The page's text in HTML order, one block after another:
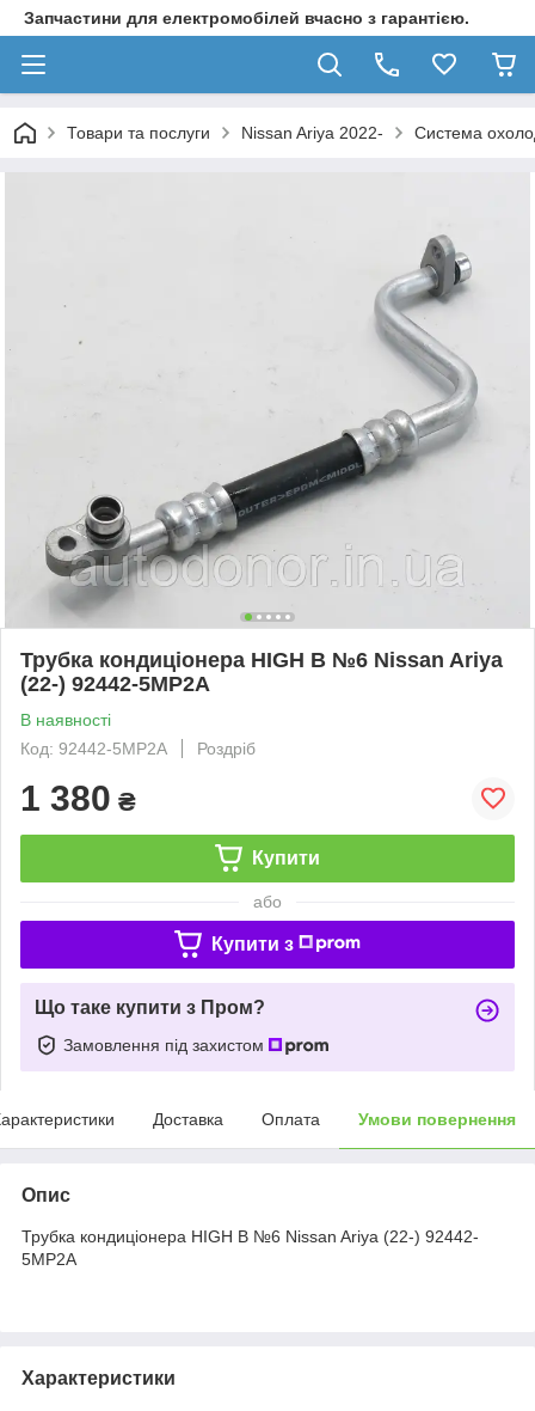
Запчастини для електромобілей вчасно з гарантією.
Товари та послуги Nissan Ariya 2022- Система
Трубка кондиціонера HIGH B №6 Nissan Ariya
(22-) 92442-5MP2A
В наявності
Код: 92442-5MP2A
Роздріб
1 380 ₴
Купити
або
Купити з
Що таке купити з Пром?
Замовлення під захистом
Доставка Оплата Умови повернення
Опис
Трубка кондиціонера HIGH B №6 Nissan Ariya (22-) 92442-
5MP2A
Характеристики